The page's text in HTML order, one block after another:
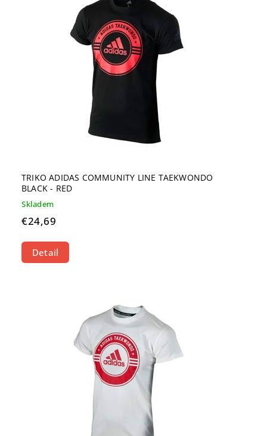
Najpredávanejšie
Abecedne
TRIKO ADIDAS COMMUNITY LINE TAEKWONDO
BLACK - RED
Skladem
€24,69
Detail